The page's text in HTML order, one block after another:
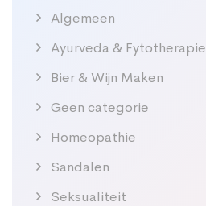
Algemeen
Ayurveda & Fytotherapie
Bier & Wijn Maken
Geen categorie
Homeopathie
Sandalen
Seksualiteit